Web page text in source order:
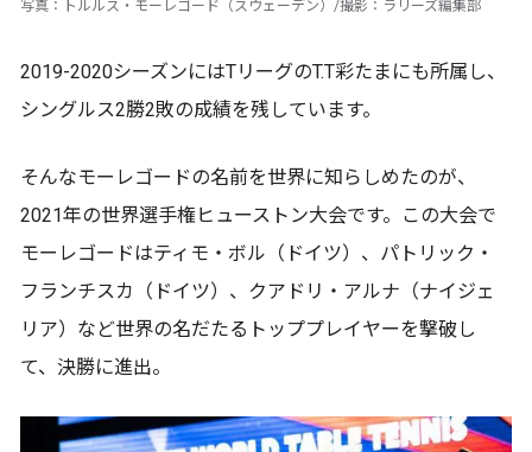
写真：トルルス・モーレゴード（スウェーデン）/撮影：ラリーズ編集部
2019-2020シーズンにはTリーグのT.T彩たまにも所属し、
シングルス2勝2敗の成績を残しています。
そんなモーレゴードの名前を世界に知らしめたのが、
2021年の世界選手権ヒューストン大会です。この大会で
モーレゴードはティモ・ボル（ドイツ）、パトリック・
フランチスカ（ドイツ）、クアドリ・アルナ（ナイジェ
リア）など世界の名だたるトッププレイヤーを撃破し
て、決勝に進出。